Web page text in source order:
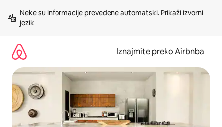
sadržaj
Neke su informacije prevedene automatski. Prikaži izvorni
jezik
Iznajmite preko Airbnba